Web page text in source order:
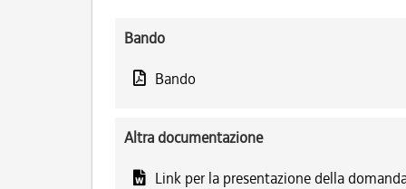
Bando
Bando
Altra documentazione
Link per la presentazione della